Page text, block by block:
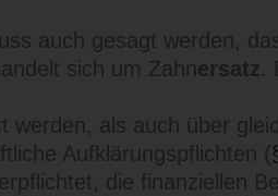
auch gesagt werden,
sich um Zahnersatz.
werden, als auch über
Aufklärungspflichten (
die finanziellen